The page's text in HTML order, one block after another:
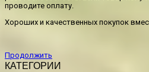
проводите оплату.
Хороших и качественных покупок
Продолжить
КАТЕГОРИИ